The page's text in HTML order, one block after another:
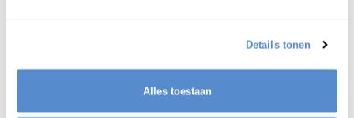
Details tonen
Alles toestaan